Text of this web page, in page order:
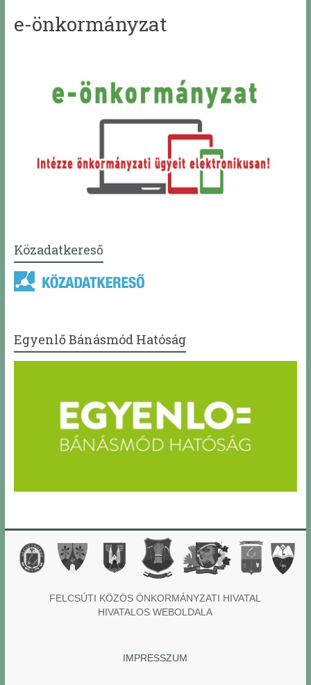
e-önkormányzat
Közadatkereső
Egyenlő Bánásmód Hatóság
FELCSÚTI KÖZÖS ÖNKORMÁNYZATI HIVATAL
HIVATALOS WEBOLDALA
IMPRESSZUM